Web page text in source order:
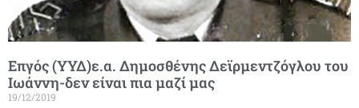
Επγός (ΥΥΔ)ε.α. Δημοσθένης Δεϊρμεντζόγλου του
Ιωάννη-δεν είναι πια μαζί μας
19/12/2019